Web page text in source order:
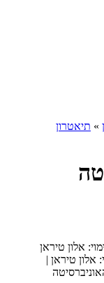
» תיאטרון
אלון טיראן |